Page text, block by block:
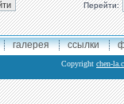
Перейти:
галерея ссылки
Copyright chen-